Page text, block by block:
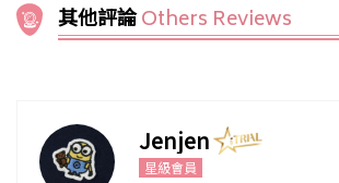
其他評論Others Reviews
Jenjen
星級會員